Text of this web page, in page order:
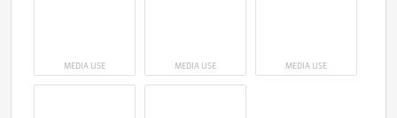
MEDIA USE MEDIA USE MEDIA USE